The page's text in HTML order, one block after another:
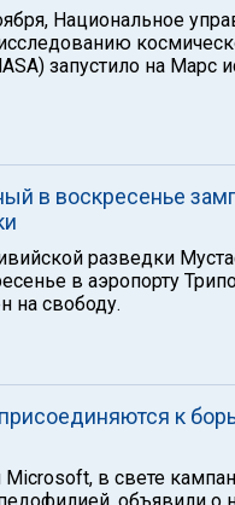
Национальное
запустило на Марс
в воскресенье
разведки
в аэропорту
на свободу.
к
в свете